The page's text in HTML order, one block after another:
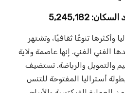
وأكثرها تنوعًا ثقافيًا، وتشتهر
الفني الغني. إنها عاصمة ولاية
والتمويل والرياضة. تستضيف
أستراليا المفتوحة للتنس